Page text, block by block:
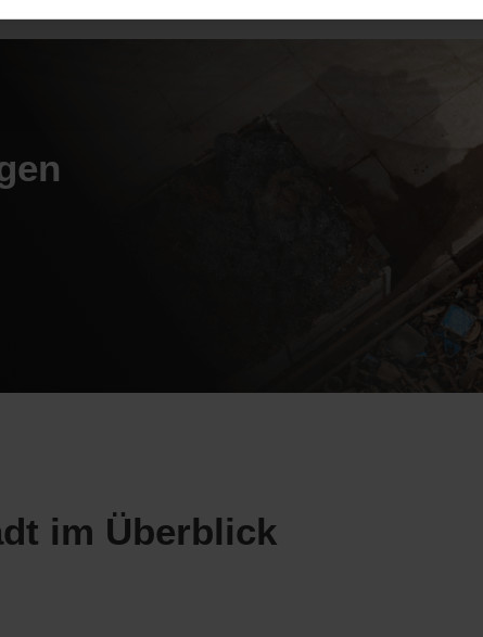
im Überblick